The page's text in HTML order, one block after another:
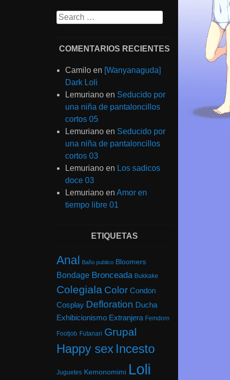
Search
COMENTARIOS RECIENTES
Camilo en [Wanyanaguda]
Dark Loli
Lemuriano en Seducido por
una niña de pantaloncillos
cortos 05
Lemuriano en Seducido por
una niña de pantaloncillos
cortos 03
Lemuriano en Los sadicos
doce 03
Lemuriano enAmor en
tiempo libre 01
ETIQUETAS
Anal Baño publico Bloomers
Bondage Bronceada Bukkake
Colegiala Color Condon
Cosplay Defloration Ducha
Exhibicionismo Extranjera Femdom
Footjob Futanari Grupal
Happy sex Incesto
Juguetes Kemonomimi Loli